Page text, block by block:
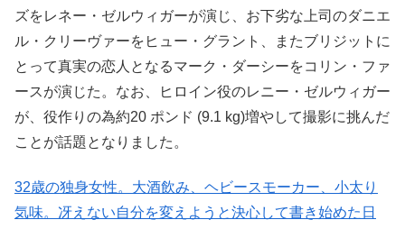
ズをレネー・ゼルウィガーが演じ、お下劣な上司のダニエ
ル・クリーヴァーをヒュー・グラント、またブリジットに
とって真実の恋人となるマーク・ダーシーをコリン・ファ
ースが演じた。なお、ヒロイン役のレニー・ゼルウィガー
が、役作りの為約20 ポンド (9.1 kg)増やして撮影に挑んだ
ことが話題となりました。
32歳の独身女性。大酒飲み、ヘビースモーカー、小太り
気味。冴えない自分を変えようと決心して書き始めた日